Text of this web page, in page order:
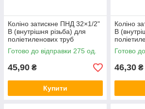
Коліно затискне ПНД 32×1/2"
В (внутрішня різьба) для
поліетиленових труб
SantehPlast Україна
Готово до відправки 275 од.
45,90 ₴
Купити
Коліно
В
Готово
46,30 ₴